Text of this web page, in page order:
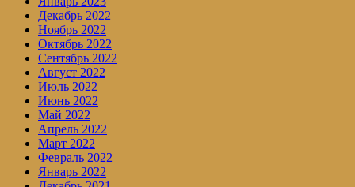
Декабрь 2022
Ноябрь 2022
Октябрь 2022
Сентябрь 2022
Август 2022
Июль 2022
Июнь 2022
Май 2022
Апрель 2022
Март 2022
Февраль 2022
Январь 2022